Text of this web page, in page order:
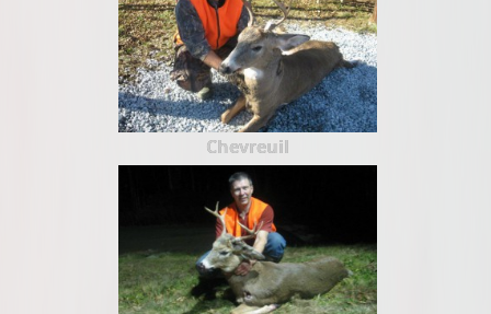
Chevreuil